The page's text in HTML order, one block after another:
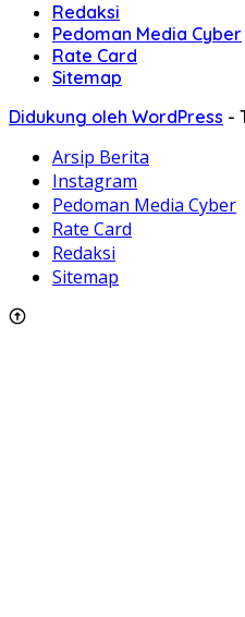
Redaksi
Pedoman Media Cyber
Rate Card
Sitemap
Didukung oleh WordPress -
Arsip Berita
Instagram
Pedoman Media Cyber
Rate Card
Redaksi
Sitemap